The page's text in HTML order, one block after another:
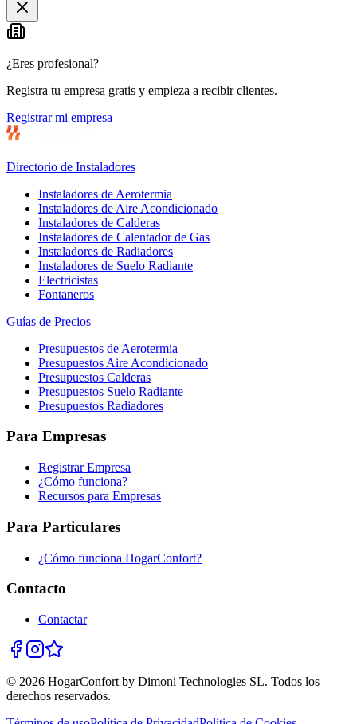
¿Eres profesional?
Registra tu empresa gratis y empieza a recibir clientes.
Registrar mi empresa
Directorio de Instaladores
Instaladores de Aerotermia
Instaladores de Aire Acondicionado
Instaladores de Calderas
Instaladores de Calentador de Gas
Instaladores de Radiadores
Instaladores de Suelo Radiante
Electricistas
Fontaneros
Guías de Precios
Presupuestos de Aerotermia
Presupuestos Aire Acondicionado
Presupuestos Calderas
Presupuestos Suelo Radiante
Presupuestos Radiadores
Para Empresas
Registrar Empresa
¿Cómo funciona?
Recursos para Empresas
Para Particulares
¿Cómo funciona HogarConfort?
Contacto
Contactar
© 2026 HogarConfort by Dimoni Technologies SL. Todos los
derechos reservados.